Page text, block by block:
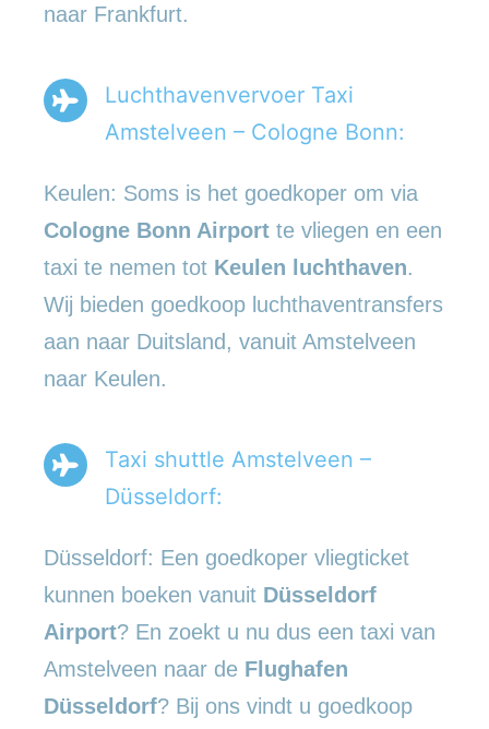
naar Frankfurt.
Luchthavenvervoer Taxi
Amstelveen – Cologne Bonn:
Keulen: Soms is het goedkoper om via
Cologne Bonn Airport te vliegen en een
taxi te nemen tot Keulen luchthaven.
Wij bieden goedkoop luchthaventransfers
aan naar Duitsland, vanuit Amstelveen
naar Keulen.
Taxi shuttle Amstelveen –
Düsseldorf:
Düsseldorf: Een goedkoper vliegticket
kunnen boeken vanuit Düsseldorf
Airport? En zoekt u nu dus een taxi van
Amstelveen naar de Flughafen
Düsseldorf? Bij ons vindt u goedkoop